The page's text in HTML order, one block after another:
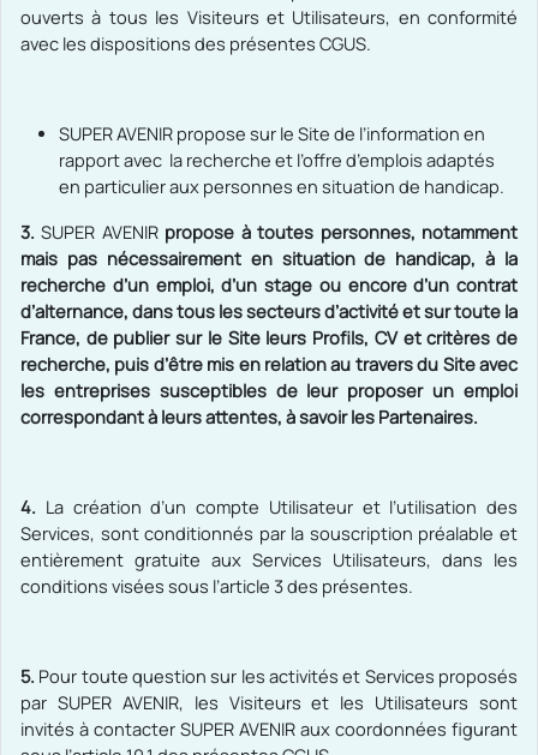
ouverts à tous les Visiteurs et Utilisateurs, en conformité
avec les dispositions des présentes CGUS.
SUPER AVENIR propose sur le Site de l’information en
rapport avec la recherche et l’offre d’emplois adaptés
en particulier aux personnes en situation de handicap.
3. SUPER AVENIR propose à toutes personnes, notamment
mais pas nécessairement en situation de handicap, à la
recherche d’un emploi, d’un stage ou encore d’un contrat
d’alternance, dans tous les secteurs d’activité et sur toute la
France, de publier sur le Site leurs Profils, CV et critères de
recherche, puis d’être mis en relation au travers du Site avec
les entreprises susceptibles de leur proposer un emploi
correspondant à leurs attentes, à savoir les Partenaires.
4. La création d’un compte Utilisateur et l’utilisation des
Services, sont conditionnés par la souscription préalable et
entièrement gratuite aux Services Utilisateurs, dans les
conditions visées sous l’article 3 des présentes.
5. Pour toute question sur les activités et Services proposés
par SUPER AVENIR, les Visiteurs et les Utilisateurs sont
invités à contacter SUPER AVENIR aux coordonnées figurant